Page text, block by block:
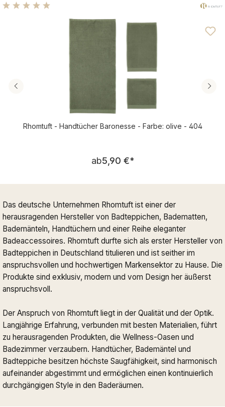
Durchschnittliche Bewertung von 5 von 5 Sternen
Rhomtuft - Handtücher Baronesse - Farbe: olive - 404
Regulärer Preis:
ab5,90 €*
Das deutsche Unternehmen Rhomtuft ist einer der
herausragenden Hersteller von Badteppichen, Badematten,
Bademänteln, Handtüchern und einer Reihe eleganter
Badeaccessoires. Rhomtuft durfte sich als erster Hersteller von
Badteppichen in Deutschland titulieren und ist seither im
anspruchsvollen und hochwertigen Markensektor zu Hause. Die
Produkte sind exklusiv, modern und vom Design her äußerst
anspruchsvoll.
Der Anspruch von Rhomtuft liegt in der Qualität und der Optik.
Langjährige Erfahrung, verbunden mit besten Materialien, führt
zu herausragenden Produkten, die Wellness-Oasen und
Badezimmer verzaubern. Handtücher, Bademäntel und
Badteppiche besitzen höchste Saugfähigkeit, sind harmonisch
aufeinander abgestimmt und ermöglichen einen kontinuierlich
durchgängigen Style in den Baderäumen.